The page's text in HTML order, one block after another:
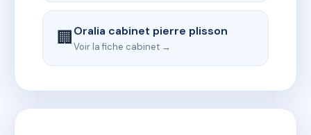
🏢Oralia cabinet pierre plisson
Voir la fiche cabinet →